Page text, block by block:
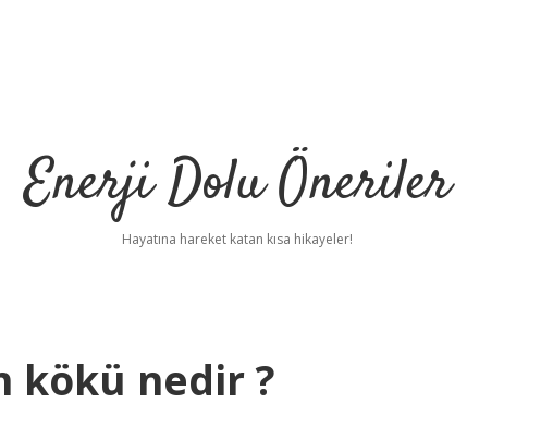
Enerji Dolu Öneriler
Hayatına hareket katan kısa hikayeler!
kökü nedir ?